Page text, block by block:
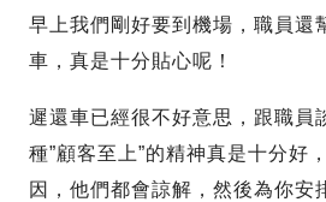
早上我們剛好要到機場，職員還
車，真是十分貼心呢！
遲還車已經很不好意思，跟職員
種”顧客至上”的精神真是十分好
因，他們都會諒解，然後為你安